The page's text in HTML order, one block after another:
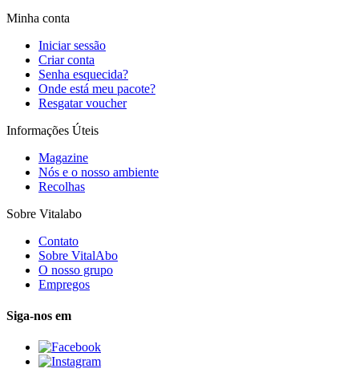
Minha conta
Iniciar sessão
Criar conta
Senha esquecida?
Onde está meu pacote?
Resgatar voucher
Informações Úteis
Magazine
Nós e o nosso ambiente
Recolhas
Sobre Vitalabo
Contato
Sobre VitalAbo
O nosso grupo
Empregos
Siga-nos em